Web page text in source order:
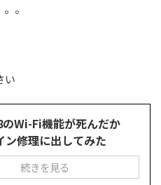
。
い
Wi-Fi機能が死んだか
ン修理に出してみた
続きを見る